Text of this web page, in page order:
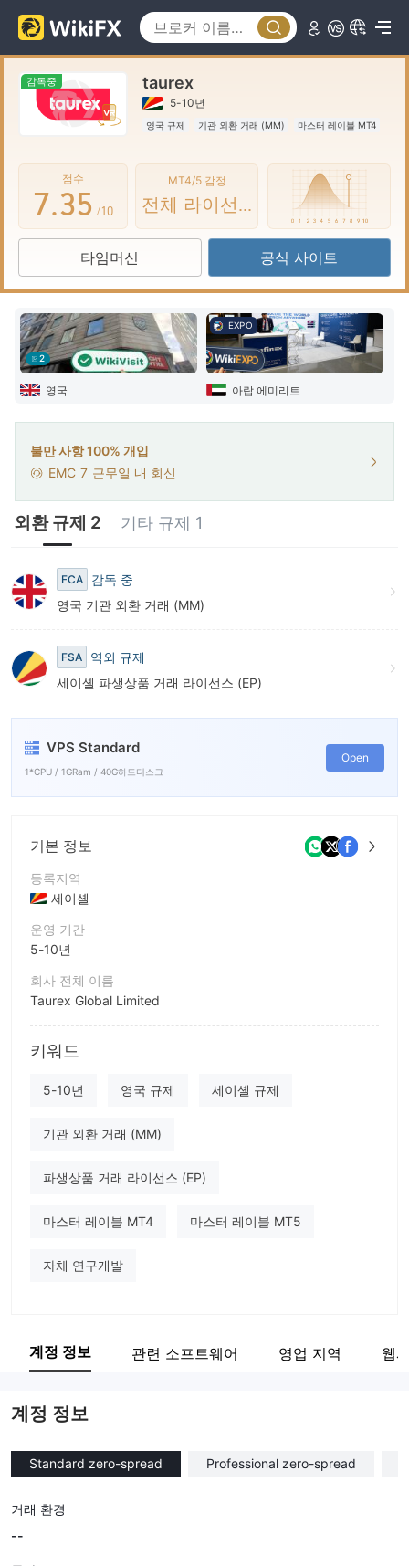
감독중 taurex
5-10년
영국 규제 기관 외환 거래 (MM) 마스터 레이블 MT4
점수
2
3
4
5
6
7
8
9
.
0
1
2
3
4
5
6
7
8
9
0
1
2
3
4
5
6
7
8
9
/10
MT4/5 감정
전체 라이선스
타임머신 공식 사이트
2
영국
EXPO
아랍 에미리트
불만 사항 100% 개입
EMC 7 근무일 내 회신
외환 규제 2 기타 규제 1
FCA
감독 중
영국 기관 외환 거래 (MM)
FSA
역외 규제
세이셸 파생상품 거래 라이선스 (EP)
VPS Standard
1*CPU / 1GRam / 40G하드디스크
Open
기본 정보
등록지역
세이셸
운영 기간
5-10년
회사 전체 이름
Taurex Global Limited
회사 약칭
taurex
기업 직원
키워드
5-10년 영국 규제 세이셸 규제
기관 외환 거래 (MM)
파생상품 거래 라이선스 (EP)
마스터 레이블 MT4 마스터 레이블 MT5
자체 연구개발
계정 정보 관련 소프트웨어 영업 지역 웹
계정 정보
Standard zero-spread Professional zero-spread
거래 환경
--